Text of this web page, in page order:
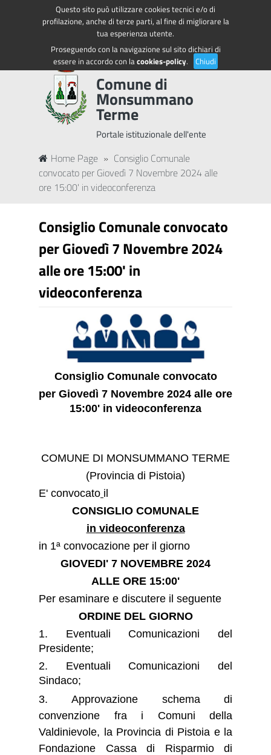
Questo sito può utilizzare cookies tecnici e/o di
profilazione, anche di terze parti, al fine di migliorare la
tua esperienza utente.
Proseguendo con la navigazione sul sito dichiari di
essere in accordo con lacookies-policy. Chiudi
Regione Toscana Accedi ai servizi
Comune di
Monsummano
Terme
Portale istituzionale dell'ente
Home Page » Consiglio Comunale
convocato per Giovedì 7 Novembre 2024 alle
ore 15:00' in videoconferenza
Consiglio Comunale convocato
per Giovedì 7 Novembre 2024
alle ore 15:00' in
videoconferenza
Consiglio Comunale convocato
per Giovedì 7 Novembre 2024 alle ore
15:00' in videoconferenza
COMUNE DI MONSUMMANO TERME
(Provincia di Pistoia)
E' convocato il
CONSIGLIO COMUNALE
in videoconferenza
in 1ª convocazione per il giorno
GIOVEDI' 7 NOVEMBRE 2024
ALLE ORE 15:00'
Per esaminare e discutere il seguente
ORDINE DEL GIORNO
1. Eventuali Comunicazioni del
Presidente;
2. Eventuali Comunicazioni del
Sindaco;
3.Approvazione schema di
convenzione fra i Comuni della
Valdinievole, la Provincia di Pistoia e la
Fondazione Cassa di Risparmio di